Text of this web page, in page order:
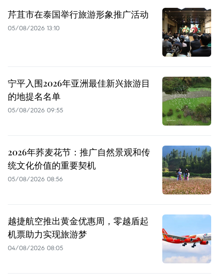
芹苴市在泰国举行旅游形象推广活动
05/08/2026 13:10
宁平入围2026年亚洲最佳新兴旅游目
的地提名名单
05/08/2026 09:55
2026年荞麦花节：推广自然景观和传
统文化价值的重要契机
05/08/2026 08:56
越捷航空推出黄金优惠周，零越盾起
机票助力实现旅游梦
04/08/2026 08:05